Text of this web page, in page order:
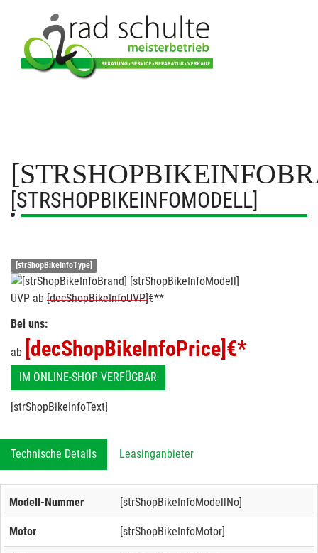
[STRSHOPBIKEINFOMODELL]
[strShopBikeInfoType]
UVP ab [decShopBikeInfoUVP]€**
Bei uns:
ab [decShopBikeInfoPrice] €*
IM ONLINE-SHOP VERFÜGBAR
[strShopBikeInfoText]
Technische Details Leasinganbieter
Modell-Nummer [strShopBikeInfoModellNo]
Motor [strShopBikeInfoMotor]